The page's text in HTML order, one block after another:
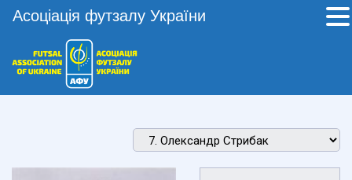
Асоціація футзалу України